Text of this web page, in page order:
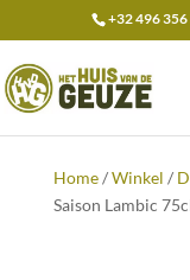
+32 496
naar:
Home/Winkel /
Saison Lambic